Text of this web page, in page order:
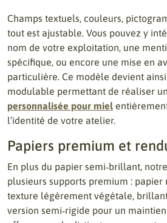
Champs textuels, couleurs,
tout est ajustable. Vous pouvez y
nom de votre exploitation, une
spécifique, ou encore une mise en
particulière. Ce modèle devient
modulable permettant de réaliser
personnalisée pour miel
l’identité de votre atelier.
Papiers premium et
En plus du papier semi‑brillant,
plusieurs supports premium : papier
texture légèrement végétale,
version semi‑rigide pour un